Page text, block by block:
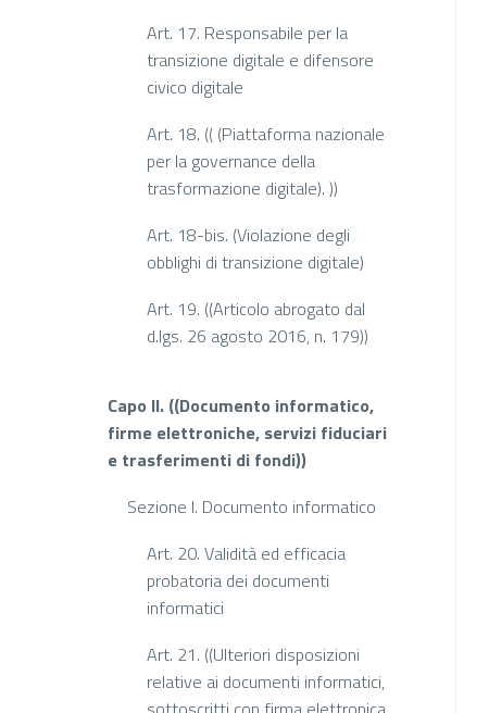
Art. 17. Responsabile per la
transizione digitale e difensore
civico digitale
Art. 18. (( (Piattaforma nazionale
per la governance della
trasformazione digitale). ))
Art. 18-bis. (Violazione degli
obblighi di transizione digitale)
Art. 19. ((Articolo abrogato dal
d.lgs. 26 agosto 2016, n. 179))
Capo II. ((Documento informatico,
firme elettroniche, servizi fiduciari
e trasferimenti di fondi))
Sezione I. Documento informatico
Art. 20. Validità ed efficacia
probatoria dei documenti
informatici
Art. 21. ((Ulteriori disposizioni
relative ai documenti informatici,